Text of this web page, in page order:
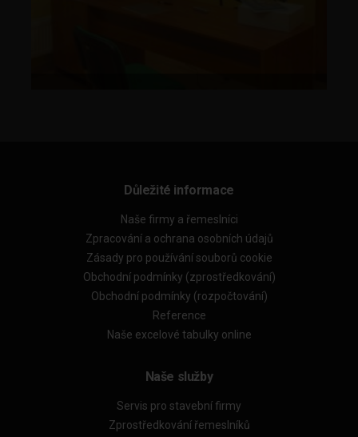
Důležité informace
Naše firmy a řemeslníci
Zpracování a ochrana osobních údajů
Zásady pro používání souborů cookie
Obchodní podmínky (zprostředkování)
Obchodní podmínky (rozpočtování)
Reference
Naše excelové tabulky online
Naše služby
Servis pro stavební firmy
Zprostředkování řemeslníků